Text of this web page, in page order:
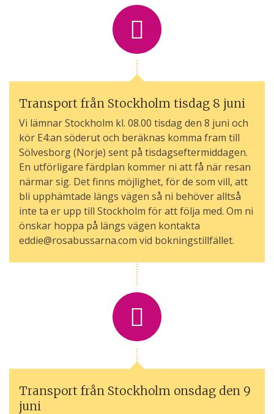
Transport från Stockholm tisdag 8 juni
Vi lämnar Stockholm kl. 08.00 tisdag den 8 juni och
kör E4:an söderut och beräknas komma fram till
Sölvesborg (Norje) sent på tisdagseftermiddagen.
En utförligare färdplan kommer ni att få när resan
närmar sig. Det finns möjlighet, för de som vill, att
bli upphämtade längs vägen så ni behöver alltså
inte ta er upp till Stockholm för att följa med. Om ni
önskar hoppa på längs vägen kontakta
eddie@rosabussarna.com vid bokningstillfället.
Transport från Stockholm onsdag den 9
juni